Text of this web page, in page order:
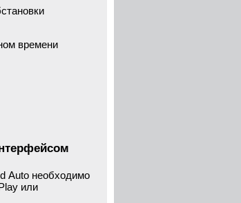
времени
Auto необходимо
или